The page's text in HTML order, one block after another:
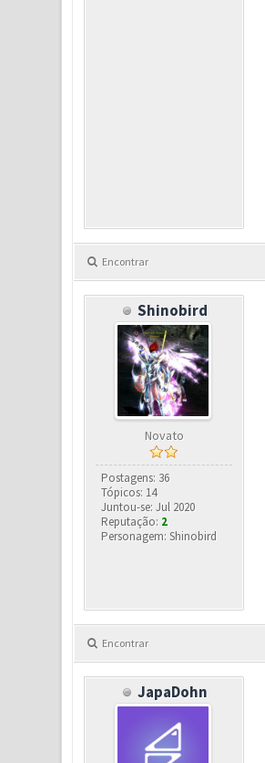
Encontrar
Shinobird
Novato
Postagens: 36
Tópicos: 14
Juntou-se: Jul 2020
Reputação: 2
Personagem: Shinobird
Encontrar
JapaDohn